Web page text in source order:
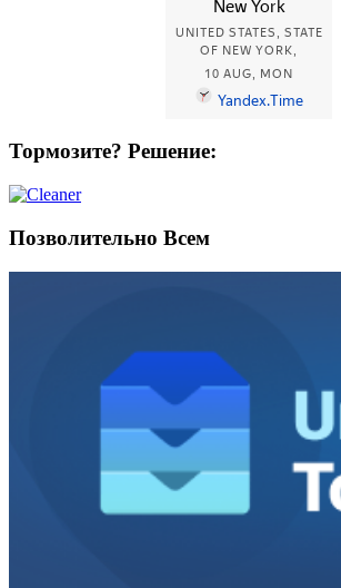
Тормозите? Решение:
Позволительно Всем